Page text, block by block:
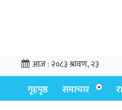
आज :२०८३ श्रावण, २३
गृहपृष्ठ समाचार